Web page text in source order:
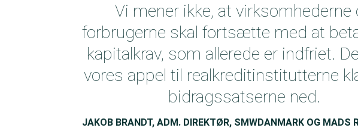
Vi mener ikke, at virksomhederne
forbrugerne skal fortsætte med at
kapitalkrav, som allerede er indfriet.
vores appel til realkreditinstitutterne
bidragssatserne ned.
JAKOB BRANDT, ADM. DIREKTØR, SMWDANMARK OG MADS